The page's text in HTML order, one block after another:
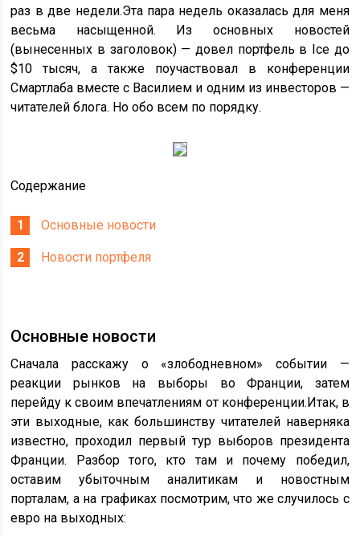
раз в две недели.Эта пара недель оказалась для меня
весьма насыщенной. Из основных новостей
(вынесенных в заголовок) — довел портфель в Ice до
$10 тысяч, а также поучаствовал в конференции
Смартлаба вместе с Василием и одним из инвесторов —
читателей блога. Но обо всем по порядку.
Содержание
Основные новости
Новости портфеля
Основные новости
Сначала расскажу о «злободневном» событии —
реакции рынков на выборы во Франции, затем
перейду к своим впечатлениям от конференции.Итак, в
эти выходные, как большинству читателей наверняка
известно, проходил первый тур выборов президента
Франции. Разбор того, кто там и почему победил,
оставим убыточным аналитикам и новостным
порталам, а на графиках посмотрим, что же случилось с
евро на выходных: